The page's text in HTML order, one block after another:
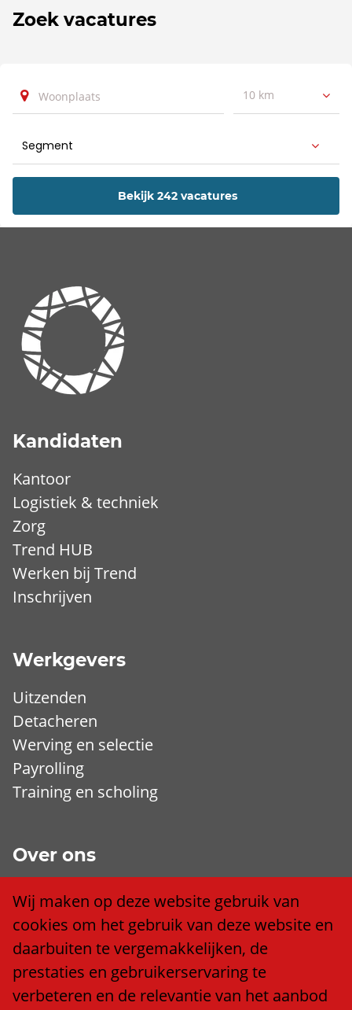
Zoek vacatures
10 km
Bekijk 242 vacatures
Kandidaten
Kantoor
Logistiek & techniek
Zorg
Trend HUB
Werken bij Trend
Inschrijven
Werkgevers
Uitzenden
Detacheren
Werving en selectie
Payrolling
Training en scholing
Over ons
Wij zijn Trend
Ons team
Klacht of compliment?
Algemene voorwaarden
Privacy policy
Wij maken op deze website gebruik van
cookies om het gebruik van deze website en
daarbuiten te vergemakkelijken, de
prestaties en gebruikerservaring te
verbeteren en de relevantie van het aanbod